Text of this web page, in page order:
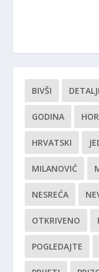
BIVŠI DETALJI
GODINA
HRVATSKI
MILANOVIĆ
NESREĆA
OTKRIVENO
POGLEDAJTE